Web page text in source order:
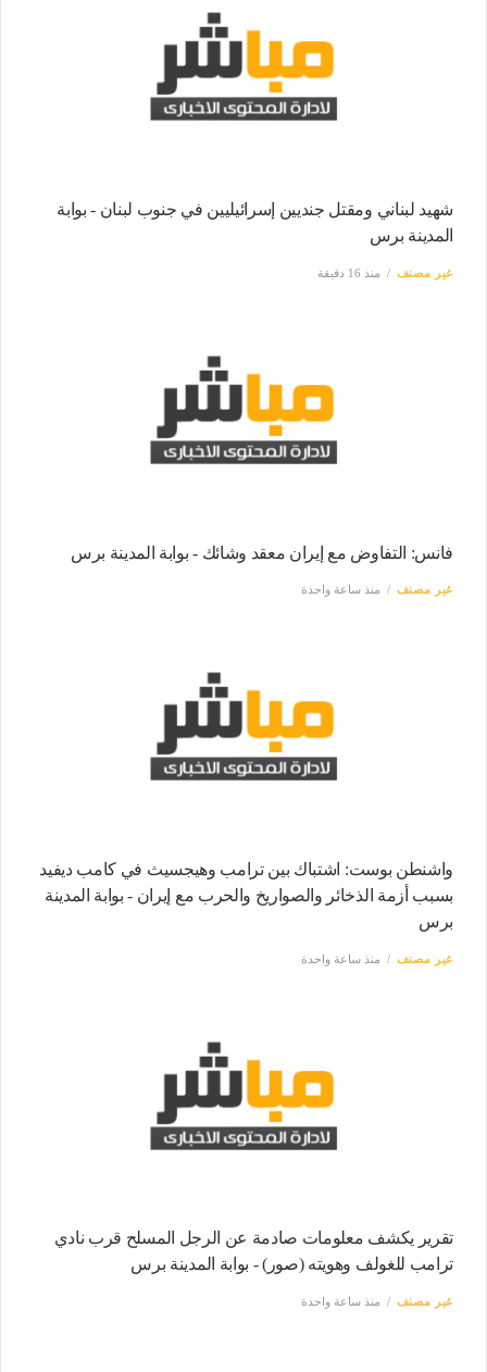
شهيد لبناني ومقتل جنديين إسرائيليين في جنوب لبنان - بوابة
المدينة برس
غير مصنف منذ 16 دقيقة
فانس: التفاوض مع إيران معقد وشائك - بوابة المدينة برس
غير مصنف منذ ساعة واحدة
واشنطن بوست: اشتباك بين ترامب وهيجسيث في كامب ديفيد
بسبب أزمة الذخائر والصواريخ والحرب مع إيران - بوابة المدينة
برس
غير مصنف منذ ساعة واحدة
تقرير يكشف معلومات صادمة عن الرجل المسلح قرب نادي
ترامب للغولف وهويته (صور) - بوابة المدينة برس
غير مصنف منذ ساعة واحدة